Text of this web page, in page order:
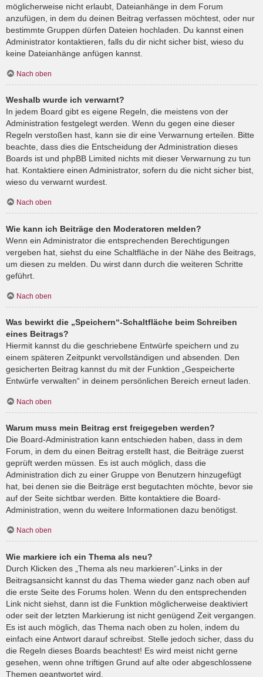
möglicherweise nicht erlaubt, Dateianhänge in dem Forum
anzufügen, in dem du deinen Beitrag verfassen möchtest, oder nur
bestimmte Gruppen dürfen Dateien hochladen. Du kannst einen
Administrator kontaktieren, falls du dir nicht sicher bist, wieso du
keine Dateianhänge anfügen kannst.
Nach oben
Weshalb wurde ich verwarnt?
In jedem Board gibt es eigene Regeln, die meistens von der
Administration festgelegt werden. Wenn du gegen eine dieser
Regeln verstoßen hast, kann sie dir eine Verwarnung erteilen. Bitte
beachte, dass dies die Entscheidung der Administration dieses
Boards ist und phpBB Limited nichts mit dieser Verwarnung zu tun
hat. Kontaktiere einen Administrator, sofern du die nicht sicher bist,
wieso du verwarnt wurdest.
Nach oben
Wie kann ich Beiträge den Moderatoren melden?
Wenn ein Administrator die entsprechenden Berechtigungen
vergeben hat, siehst du eine Schaltfläche in der Nähe des Beitrags,
um diesen zu melden. Du wirst dann durch die weiteren Schritte
geführt.
Nach oben
Was bewirkt die „Speichern“-Schaltfläche beim Schreiben
eines Beitrags?
Hiermit kannst du die geschriebene Entwürfe speichern und zu
einem späteren Zeitpunkt vervollständigen und absenden. Den
gesicherten Beitrag kannst du mit der Funktion „Gespeicherte
Entwürfe verwalten“ in deinem persönlichen Bereich erneut laden.
Nach oben
Warum muss mein Beitrag erst freigegeben werden?
Die Board-Administration kann entschieden haben, dass in dem
Forum, in dem du einen Beitrag erstellt hast, die Beiträge zuerst
geprüft werden müssen. Es ist auch möglich, dass die
Administration dich zu einer Gruppe von Benutzern hinzugefügt
hat, bei denen sie die Beiträge erst begutachten möchte, bevor sie
auf der Seite sichtbar werden. Bitte kontaktiere die Board-
Administration, wenn du weitere Informationen dazu benötigst.
Nach oben
Wie markiere ich ein Thema als neu?
Durch Klicken des „Thema als neu markieren“-Links in der
Beitragsansicht kannst du das Thema wieder ganz nach oben auf
die erste Seite des Forums holen. Wenn du den entsprechenden
Link nicht siehst, dann ist die Funktion möglicherweise deaktiviert
oder seit der letzten Markierung ist nicht genügend Zeit vergangen.
Es ist auch möglich, das Thema nach oben zu holen, indem du
einfach eine Antwort darauf schreibst. Stelle jedoch sicher, dass du
die Regeln dieses Boards beachtest! Es wird meist nicht gerne
gesehen, wenn ohne triftigen Grund auf alte oder abgeschlossene
Themen geantwortet wird.